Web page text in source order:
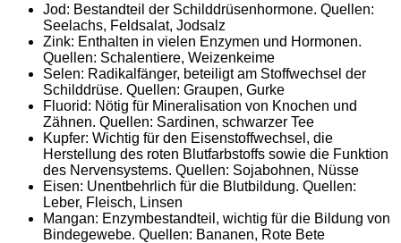
Jod: Bestandteil der Schilddrüsenhormone. Quellen:
Seelachs, Feldsalat, Jodsalz
Zink: Enthalten in vielen Enzymen und Hormonen.
Quellen: Schalentiere, Weizenkeime
Selen: Radikalfänger, beteiligt am Stoffwechsel der
Schilddrüse. Quellen: Graupen, Gurke
Fluorid: Nötig für Mineralisation von Knochen und
Zähnen. Quellen: Sardinen, schwarzer Tee
Kupfer: Wichtig für den Eisenstoffwechsel, die
Herstellung des roten Blutfarbstoffs sowie die Funktion
des Nervensystems. Quellen: Sojabohnen, Nüsse
Eisen: Unentbehrlich für die Blutbildung. Quellen:
Leber, Fleisch, Linsen
Mangan: Enzymbestandteil, wichtig für die Bildung von
Bindegewebe. Quellen: Bananen, Rote Bete